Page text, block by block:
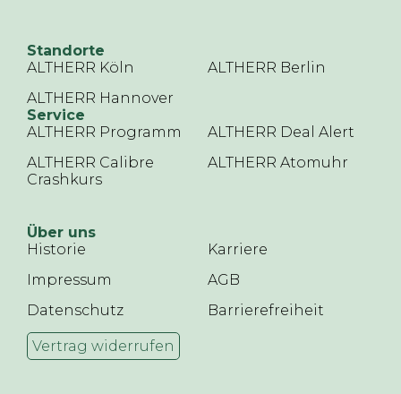
Standorte
ALTHERR Köln
ALTHERR Berlin
ALTHERR Hannover
Service
ALTHERR Programm
ALTHERR Deal Alert
ALTHERR Calibre
Crashkurs
ALTHERR Atomuhr
Über uns
Historie
Karriere
Impressum
AGB
Datenschutz
Barrierefreiheit
Vertrag widerrufen